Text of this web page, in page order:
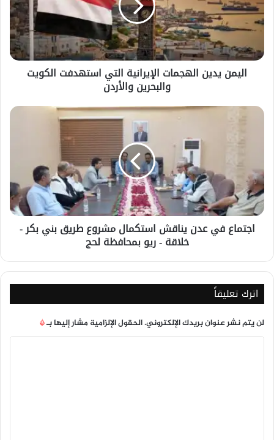
التي
استهدفت
الكويت
والبحرين
والأردن
اليمن يدين الهجمات الإيرانية التي استهدفت الكويت
والبحرين والأردن
اجتماع
استكمال
مشروع
طريق
بني
بكر
ريو
لحج
اجتماع في عدن يناقش استكمال مشروع طريق بني بكر -
خلاقة - ريو بمحافظة لحج
اترك تعليقاً
لن يتم نشر عنوان بريدك الإلكتروني.الحقول الإلزامية مشار إليها بـ*